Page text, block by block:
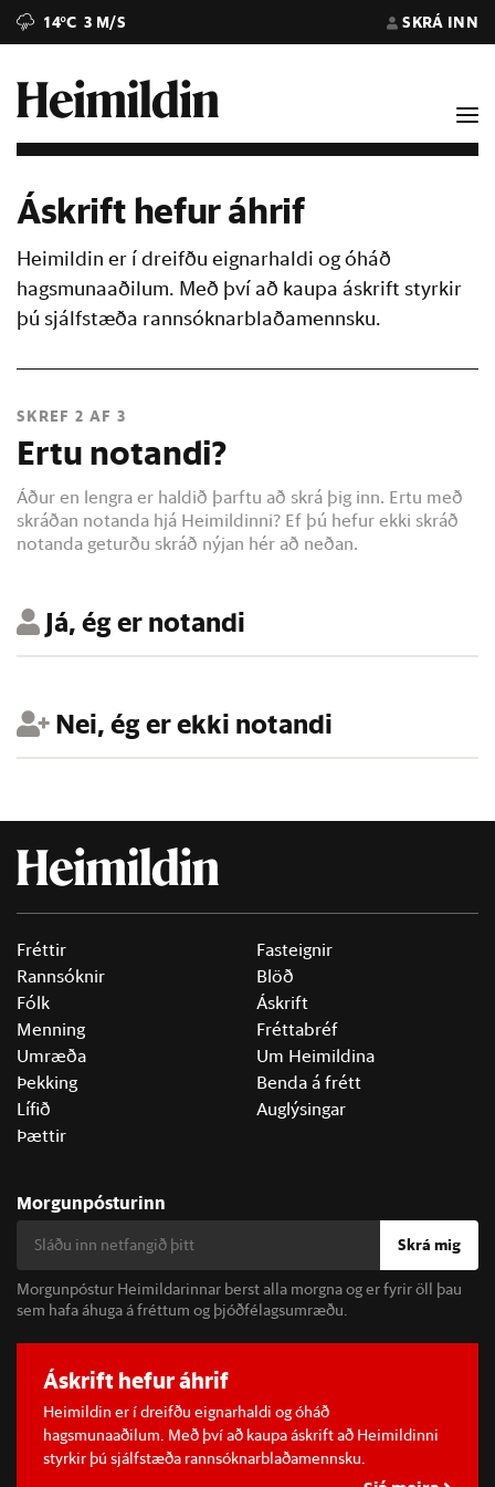
14°C 3 M/S SKRÁ INN
Áskrift hefur áhrif
Heimildin er í dreifðu eignarhaldi og óháð
hagsmunaaðilum. Með því að kaupa áskrift styrkir
þú sjálfstæða rannsóknarblaðamennsku.
SKREF 2 AF 3
Ertu notandi?
Áður en lengra er haldið þarftu að skrá þig inn. Ertu með
skráðan notanda hjá Heimildinni? Ef þú hefur ekki skráð
notanda geturðu skráð nýjan hér að neðan.
Já, ég er notandi
Nei, ég er ekki notandi
Fréttir
Rannsóknir
Fólk
Menning
Umræða
Þekking
Lífið
Þættir
Fasteignir
Blöð
Áskrift
Fréttabréf
Um Heimildina
Benda á frétt
Auglýsingar
Morgunpósturinn
Skrá mig
Morgunpóstur Heimildarinnar berst alla morgna og er fyrir öll þau
sem hafa áhuga á fréttum og þjóðfélagsumræðu.
Áskrift hefur áhrif
Heimildin er í dreifðu eignarhaldi og óháð
hagsmunaaðilum. Með því að kaupa áskrift að Heimildinni
styrkir þú sjálfstæða rannsóknarblaðamennsku.